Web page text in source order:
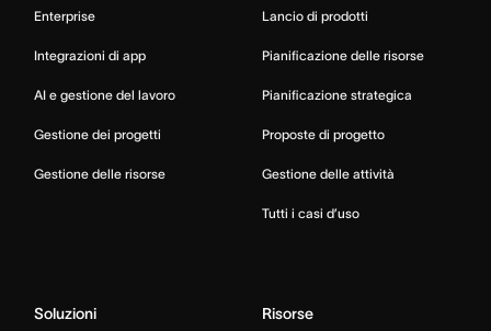
Enterprise
Integrazioni di app
AI e gestione del lavoro
Gestione dei progetti
Gestione delle risorse
Lancio di prodotti
Pianificazione delle risorse
Pianificazione strategica
Proposte di progetto
Gestione delle attività
Tutti i casi d’uso
Soluzioni Risorse